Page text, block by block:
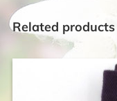
Related products